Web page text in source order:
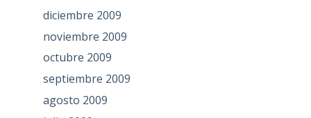
diciembre 2009
noviembre 2009
octubre 2009
septiembre 2009
agosto 2009